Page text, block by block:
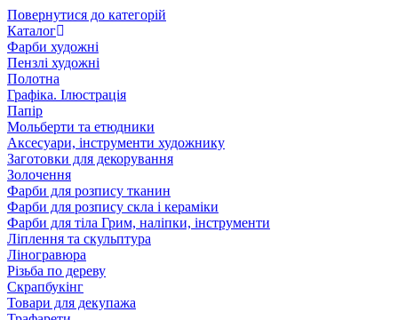
Повернутися до категорій
Каталог
Фарби художні
Пензлі художні
Полотна
Графіка. Ілюстрація
Папір
Мольберти та етюдники
Аксесуари, інструменти художнику
Заготовки для декорування
Золочення
Фарби для розпису тканин
Фарби для розпису скла і кераміки
Фарби для тіла Грим, наліпки, інструменти
Ліплення та скульптура
Ліногравюра
Різьба по дереву
Скрапбукінг
Товари для декупажа